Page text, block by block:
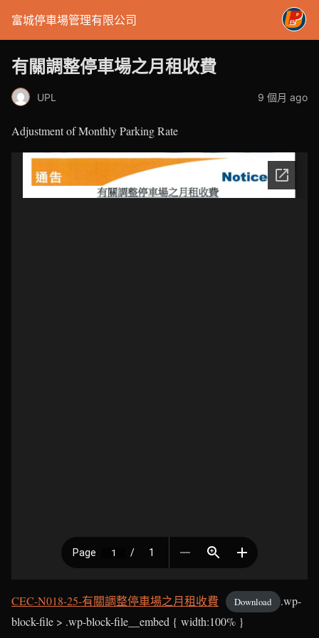
富城停車場管理有限公司
有關調整停車場之月租收費
UPL 9 個月 ago
Adjustment of Monthly Parking Rate
CEC-N018-25-有關調整停車場之月租收費 Download
.wp-
block-file > .wp-block-file__embed { width:100% }